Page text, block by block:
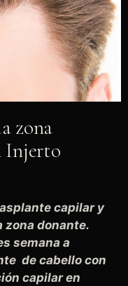
zona
Injerto
capilar y
zona donante.
semana a
de cabello con
capilar en